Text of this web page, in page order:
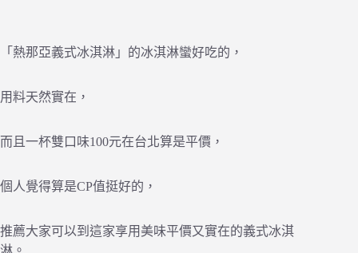
「熱那亞義式冰淇淋」的冰淇淋蠻好吃的，
用料天然實在，
而且一杯雙口味100元在台北算是平價，
個人覺得算是CP值挺好的，
推薦大家可以到這家享用美味平價又實在的義式冰淇
淋。